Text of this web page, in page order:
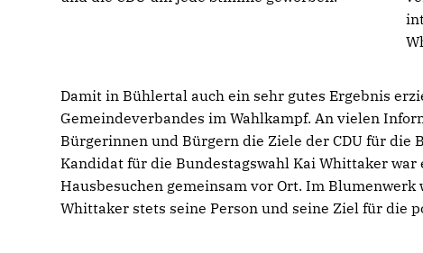
Damit in Bühlertal auch ein sehr gutes Ergebnis
Gemeindeverbandes im Wahlkampf. An vielen
Bürgerinnen und Bürgern die Ziele der CDU für
Kandidat für die Bundestagswahl Kai Whittaker
Hausbesuchen gemeinsam vor Ort. Im
Whittaker stets seine Person und seine Ziel für die